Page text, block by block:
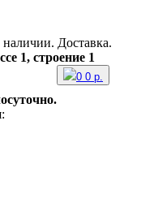
Доставка.
1, строение 1
0 0 р.